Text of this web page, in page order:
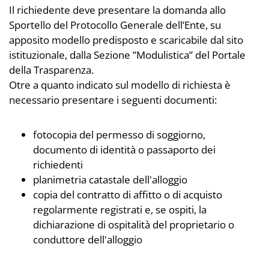
Il richiedente deve presentare la domanda allo
Sportello del Protocollo Generale dell’Ente, su
apposito modello predisposto e scaricabile dal sito
istituzionale, dalla Sezione ”Modulistica” del Portale
della Trasparenza.
Otre a quanto indicato sul modello di richiesta è
necessario presentare i seguenti documenti:
fotocopia del permesso di soggiorno,
documento di identità o passaporto dei
richiedenti
planimetria catastale dell'alloggio
copia del contratto di affitto o di acquisto
regolarmente registrati e, se ospiti, la
dichiarazione di ospitalità del proprietario o
conduttore dell'alloggio